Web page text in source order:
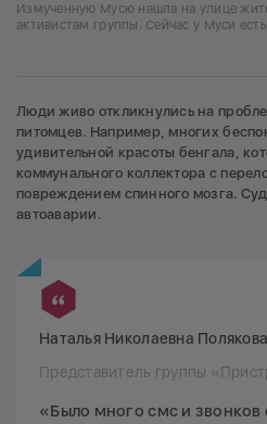
Измученную Мусю нашла на улице
активистам группы. Сейчас у Муси
Люди живо откликнулись на
питомцев. Например, многих
удивительной красоты бенгала,
коммунального коллектора с
повреждением спинного мозга.
автоаварии.
Наталья Николаевна Полякова
Представитель группы
«Было много смс и звонков